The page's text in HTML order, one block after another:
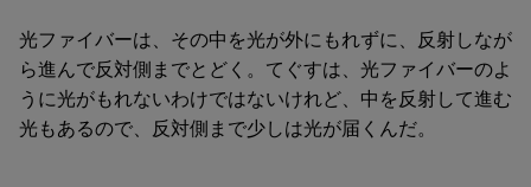
光ファイバーは、その中を光が外にもれずに、反射しなが
ら進んで反対側までとどく。てぐすは、光ファイバーのよ
うに光がもれないわけではないけれど、中を反射して進む
光もあるので、反対側まで少しは光が届くんだ。